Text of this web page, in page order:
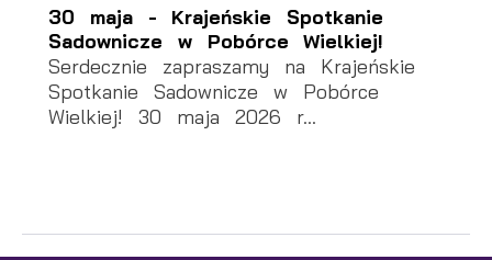
30 maja - Krajeńskie Spotkanie
Sadownicze w Pobórce Wielkiej!
Serdecznie zapraszamy na Krajeńskie
Spotkanie Sadownicze w Pobórce
Wielkiej! 30 maja 2026 r...